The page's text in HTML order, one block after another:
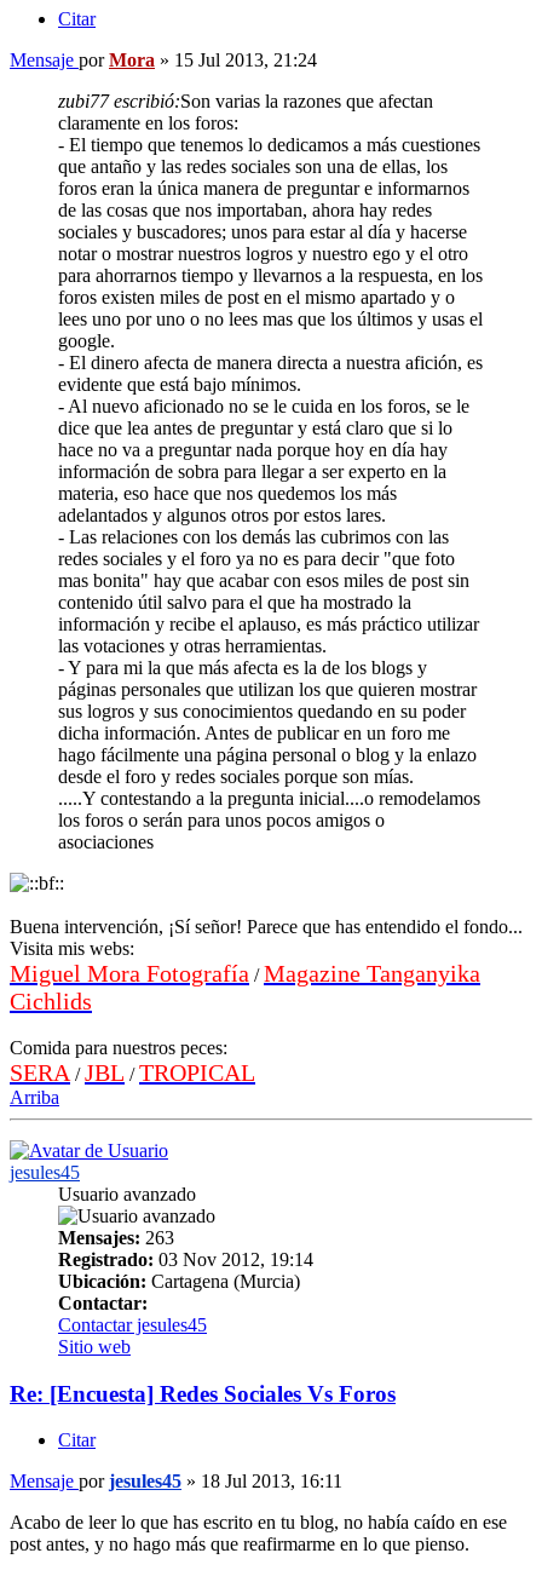
Citar
Mensaje porMora » 15 Jul 2013, 21:24
zubi77 escribió:Son varias la razones que afectan
claramente en los foros:
- El tiempo que tenemos lo dedicamos a más cuestiones
que antaño y las redes sociales son una de ellas, los
foros eran la única manera de preguntar e informarnos
de las cosas que nos importaban, ahora hay redes
sociales y buscadores; unos para estar al día y hacerse
notar o mostrar nuestros logros y nuestro ego y el otro
para ahorrarnos tiempo y llevarnos a la respuesta, en los
foros existen miles de post en el mismo apartado y o
lees uno por uno o no lees mas que los últimos y usas el
google.
- El dinero afecta de manera directa a nuestra afición, es
evidente que está bajo mínimos.
- Al nuevo aficionado no se le cuida en los foros, se le
dice que lea antes de preguntar y está claro que si lo
hace no va a preguntar nada porque hoy en día hay
información de sobra para llegar a ser experto en la
materia, eso hace que nos quedemos los más
adelantados y algunos otros por estos lares.
- Las relaciones con los demás las cubrimos con las
redes sociales y el foro ya no es para decir "que foto
mas bonita" hay que acabar con esos miles de post sin
contenido útil salvo para el que ha mostrado la
información y recibe el aplauso, es más práctico utilizar
las votaciones y otras herramientas.
- Y para mi la que más afecta es la de los blogs y
páginas personales que utilizan los que quieren mostrar
sus logros y sus conocimientos quedando en su poder
dicha información. Antes de publicar en un foro me
hago fácilmente una página personal o blog y la enlazo
desde el foro y redes sociales porque son mías.
.....Y contestando a la pregunta inicial....o remodelamos
los foros o serán para unos pocos amigos o
asociaciones
Buena intervención, ¡Sí señor! Parece que has entendido el fondo...
Visita mis webs:
Miguel Mora Fotografía /Magazine Tanganyika
Cichlids
Comida para nuestros peces:
SERA /JBL /TROPICAL
Arriba
jesules45
Usuario avanzado
Mensajes: 263
Registrado: 03 Nov 2012, 19:14
Ubicación: Cartagena (Murcia)
Contactar:
Contactar jesules45
Sitio web
Re: [Encuesta] Redes Sociales Vs Foros
Citar
Mensaje porjesules45 » 18 Jul 2013, 16:11
Acabo de leer lo que has escrito en tu blog, no había caído en ese
post antes, y no hago más que reafirmarme en lo que pienso.